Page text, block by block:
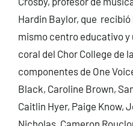
Hardin Baylor, que
mismo centro educativo
coral del Chor College de
componentes de One
Black, Caroline Brown,
Caitlin Hyer, Paige Know,